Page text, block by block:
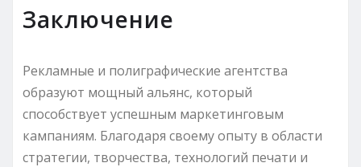
Заключение
Рекламные и полиграфические агентства
образуют мощный альянс, который
способствует успешным маркетинговым
кампаниям. Благодаря своему опыту в области
стратегии, творчества, технологий печати и